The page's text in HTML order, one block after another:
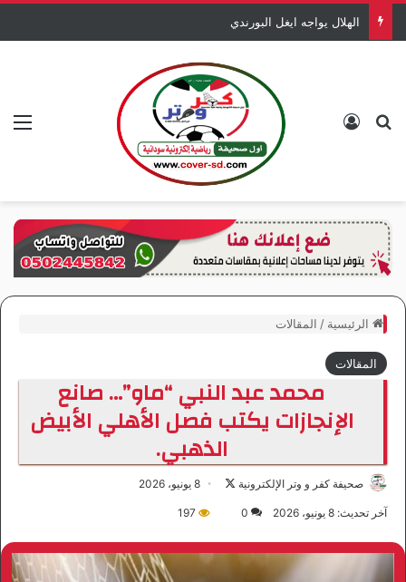
الهلال يواجه ايغل البورندي
بحث عنتسجيل الدخول
الرئيسية / المقالات
المقالات
محمد عبد النبي “ماو”… صانع
الإنجازات يكتب فصل الأهلي الأبيض
الذهبي.
صحيفة كفر و وتر الإلكترونية 8 يونيو، 2026
آخر تحديث: 8 يونيو، 2026 0
197